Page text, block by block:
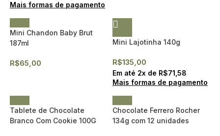
Mais formas de pagamento
Mini Chandon Baby Brut
187ml
R$65,00
Mini Lajotinha 140g
R$135,00
Em até 2x de R$71,58
Mais formas de pagamento
Tablete de Chocolate
Branco Com Cookie 100G
Chocolate Ferrero Rocher
134g com 12 unidades